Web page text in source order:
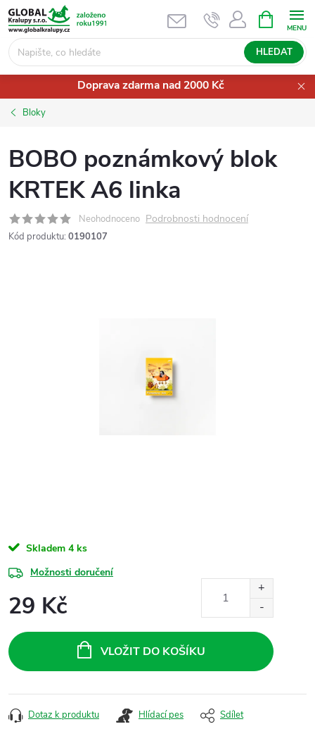
Přejít
na
obsah
HLEDAT
NÁKUPNÍ
KOŠÍK
Doprava zdarma nad 2000 Kč
Bloky
BOBO poznámkový blok
KRTEK A6 linka
Neohodnoceno Podrobnosti hodnocení
Kód produktu: 0190107
Skladem 4 ks
Možnosti doručení
29 Kč
cena:
VLOŽIT DO KOŠÍKU
Dotaz k produktu Hlídací pes Sdílet